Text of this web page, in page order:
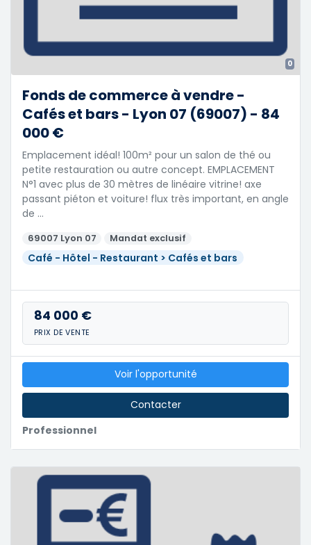
0
Fonds de commerce à vendre -
Cafés et bars - Lyon 07 (69007) - 84
000 €
Emplacement idéal! 100m² pour un salon de thé ou
petite restauration ou autre concept. EMPLACEMENT
N°1 avec plus de 30 mètres de linéaire vitrine! axe
passant piéton et voiture! flux très important, en angle
de …
69007 Lyon 07 Mandat exclusif
Café - Hôtel - Restaurant > Cafés et bars
84 000 €
PRIX DE VENTE
Professionnel
Voir l'opportunité
Contacter